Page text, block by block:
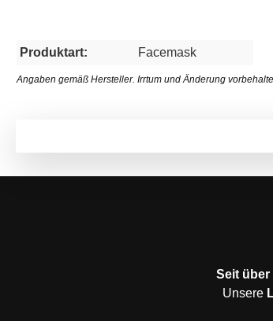
Produktart: Facemask
Angaben gemäß Hersteller. Irrtum und Änderung
Seit über
Unsere